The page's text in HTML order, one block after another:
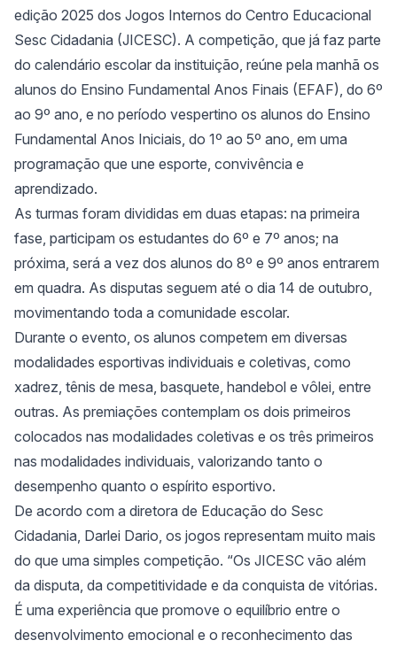
edição 2025 dos Jogos Internos do Centro Educacional
Sesc Cidadania (JICESC). A competição, que já faz parte
do calendário escolar da instituição, reúne pela manhã os
alunos do Ensino Fundamental Anos Finais (EFAF), do 6º
ao 9º ano, e no período vespertino os alunos do Ensino
Fundamental Anos Iniciais, do 1º ao 5º ano, em uma
programação que une esporte, convivência e
aprendizado.
As turmas foram divididas em duas etapas: na primeira
fase, participam os estudantes do 6º e 7º anos; na
próxima, será a vez dos alunos do 8º e 9º anos entrarem
em quadra. As disputas seguem até o dia 14 de outubro,
movimentando toda a comunidade escolar.
Durante o evento, os alunos competem em diversas
modalidades esportivas individuais e coletivas, como
xadrez, tênis de mesa, basquete, handebol e vôlei, entre
outras. As premiações contemplam os dois primeiros
colocados nas modalidades coletivas e os três primeiros
nas modalidades individuais, valorizando tanto o
desempenho quanto o espírito esportivo.
De acordo com a diretora de Educação do Sesc
Cidadania, Darlei Dario, os jogos representam muito mais
do que uma simples competição. “Os JICESC vão além
da disputa, da competitividade e da conquista de vitórias.
É uma experiência que promove o equilíbrio entre o
desenvolvimento emocional e o reconhecimento das